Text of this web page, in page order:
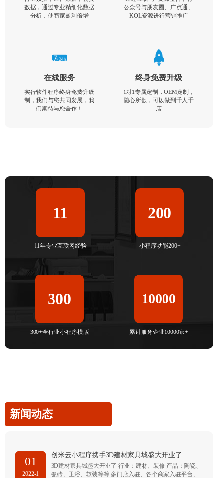
数据，通过专业精细化数据
分析，使商家盈利倍增
公众号与朋友圈、广点通、
KOL资源进行营销推广
在线服务
实行软件程序终身免费升级
制，我们与您共同发展，我
们期待与您合作！
终身免费升级
1对1专属定制，OEM定制，
随心所欲，可以做到千人千
店
11
11年专业互联网经验
200
小程序功能200+
300
300+全行业小程序模版
10000
累计服务企业10000家+
新闻动态
01
2022-1
创米云小程序携手3D建材家具城盛大开业了
3D建材家具城盛大开业了 行业：建材、装修 产品：陶瓷、
瓷砖、卫浴、软装等等 多门店入驻、各个商家入驻平台、